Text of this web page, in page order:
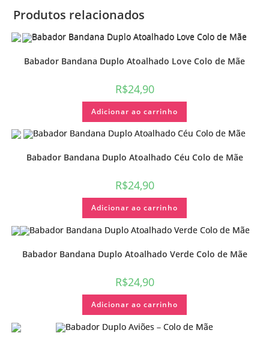
Produtos relacionados
Babador Bandana Duplo Atoalhado Love Colo de Mãe
R$24,90
Adicionar ao carrinho
Babador Bandana Duplo Atoalhado Céu Colo de Mãe
R$24,90
Adicionar ao carrinho
Babador Bandana Duplo Atoalhado Verde Colo de Mãe
R$24,90
Adicionar ao carrinho